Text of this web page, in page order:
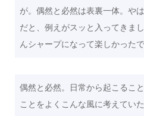
が。偶然と必然は表裏一体。や
だと、例えがスッと入ってきま
んシャープになって楽しかった
偶然と必然。日常から起こるこ
ことをよくこんな風に考えてい